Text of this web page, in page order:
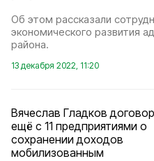
Об этом рассказали
экономического развития
района.
13 декабря 2022, 11:20
Вячеслав Гладков
ещё с 11 предприятиями о
сохранении доходов
мобилизованным